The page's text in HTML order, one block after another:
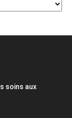
soins aux